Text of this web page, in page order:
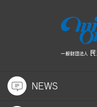
NEWS